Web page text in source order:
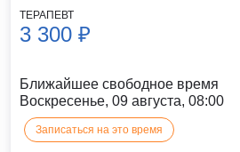
ТЕРАПЕВТ
3 300 ₽
Ближайшее свободное время
Воскресенье, 09 августа, 08:00
Записаться на это время